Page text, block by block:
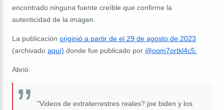
encontrado ninguna fuente creíble que confirme la
autenticidad de la imagen.
La publicación originió a partir de el 29 de agosto de 2023
(archivado aquí) donde fue publicado por @oqm7ortkl4c5:
Abrió:
"Videos de extraterrestres reales? joe biden y los